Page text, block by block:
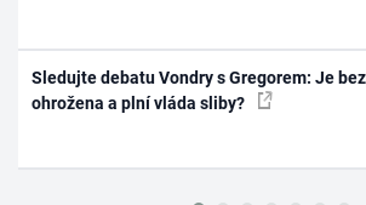
Sledujte debatu Vondry s Gregorem: Je
ohrožena a plní vláda sliby?